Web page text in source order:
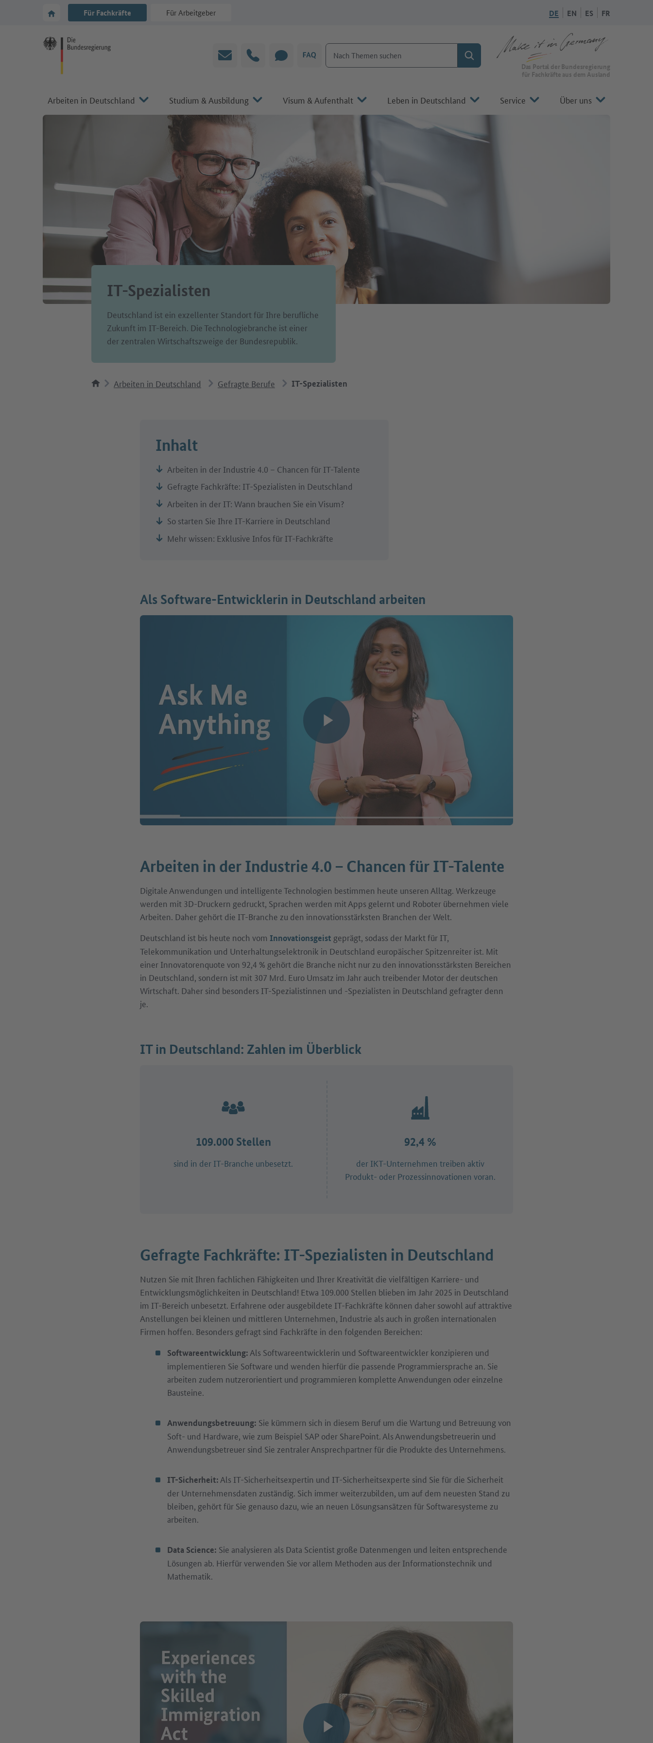
Zur Startseite von Make it in Germany
Für Fachkräfte Für Arbeitgeber DE EN ES FR
E-Mail HotlineCHAT FAQ
Nach Themen suchen
Suchen Zur Startseite von Make it in Germany
Das Portal der Bundesregierung
für Fachkräfte aus dem Ausland
Arbeiten in Deutschland Studium & Ausbildung Visum & Aufenthalt Leben in Deutschland Service Über uns
IT-Spezialisten
Deutschland ist ein exzellenter Standort für Ihre berufliche
Zukunft im IT-Bereich. Die Technologiebranche ist einer
der zentralen Wirtschaftszweige der Bundesrepublik.
Arbeiten in Deutschland Gefragte Berufe IT-Spezialisten
Inhalt
Arbeiten in der Industrie 4.0 – Chancen für IT-Talente
Gefragte Fachkräfte: IT-Spezialisten in Deutschland
Arbeiten in der IT: Wann brauchen Sie ein Visum?
So starten Sie Ihre IT-Karriere in Deutschland
Mehr wissen: Exklusive Infos für IT-Fachkräfte
Video abspielen
Als Software-Entwicklerin in Deutschland arbeiten
Arbeiten in der Industrie 4.0 – Chancen für IT-Talente
Digitale Anwendungen und intelligente Technologien bestimmen heute unseren Alltag. Werkzeuge
werden mit 3D-Druckern gedruckt, Sprachen werden mit Apps gelernt und Roboter übernehmen viele
Arbeiten. Daher gehört die IT-Branche zu den innovationsstärksten Branchen der Welt.
Deutschland ist bis heute noch vom Innovationsgeist geprägt, sodass der Markt für IT,
Telekommunikation und Unterhaltungselektronik in Deutschland europäischer Spitzenreiter ist. Mit
einer Innovatorenquote von 92,4 % gehört die Branche nicht nur zu den innovationsstärksten Bereichen
in Deutschland, sondern ist mit 307 Mrd. Euro Umsatz im Jahr auch treibender Motor der deutschen
Wirtschaft. Daher sind besonders IT-Spezialistinnen und -Spezialisten in Deutschland gefragter denn
je.
IT in Deutschland: Zahlen im Überblick
109.000 Stellen
sind in der IT-Branche unbesetzt.
92,4 %
der IKT-Unternehmen treiben aktiv
Produkt- oder Prozessinnovationen voran.
Gefragte Fachkräfte: IT-Spezialisten in Deutschland
Nutzen Sie mit Ihren fachlichen Fähigkeiten und Ihrer Kreativität die vielfältigen Karriere- und
Entwicklungsmöglichkeiten in Deutschland! Etwa 109.000 Stellen blieben im Jahr 2025 in Deutschland
im IT-Bereich unbesetzt. Erfahrene oder ausgebildete IT-Fachkräfte können daher sowohl auf attraktive
Anstellungen bei kleinen und mittleren Unternehmen, Industrie als auch in großen internationalen
Firmen hoffen. Besonders gefragt sind Fachkräfte in den folgenden Bereichen:
Softwareentwicklung: Als Softwareentwicklerin und Softwareentwickler konzipieren und
implementieren Sie Software und wenden hierfür die passende Programmiersprache an. Sie
arbeiten zudem nutzerorientiert und programmieren komplette Anwendungen oder einzelne
Bausteine.
Anwendungsbetreuung: Sie kümmern sich in diesem Beruf um die Wartung und Betreuung von
Soft- und Hardware, wie zum Beispiel SAP oder SharePoint. Als Anwendungsbetreuerin und
Anwendungsbetreuer sind Sie zentraler Ansprechpartner für die Produkte des Unternehmens.
IT-Sicherheit: Als IT-Sicherheitsexpertin und IT-Sicherheitsexperte sind Sie für die Sicherheit
der Unternehmensdaten zuständig. Sich immer weiterzubilden, um auf dem neuesten Stand zu
bleiben, gehört für Sie genauso dazu, wie an neuen Lösungsansätzen für Softwaresysteme zu
arbeiten.
Data Science: Sie analysieren als Data Scientist große Datenmengen und leiten entsprechende
Lösungen ab. Hierfür verwenden Sie vor allem Methoden aus der Informationstechnik und
Mathematik.
Video abspielen